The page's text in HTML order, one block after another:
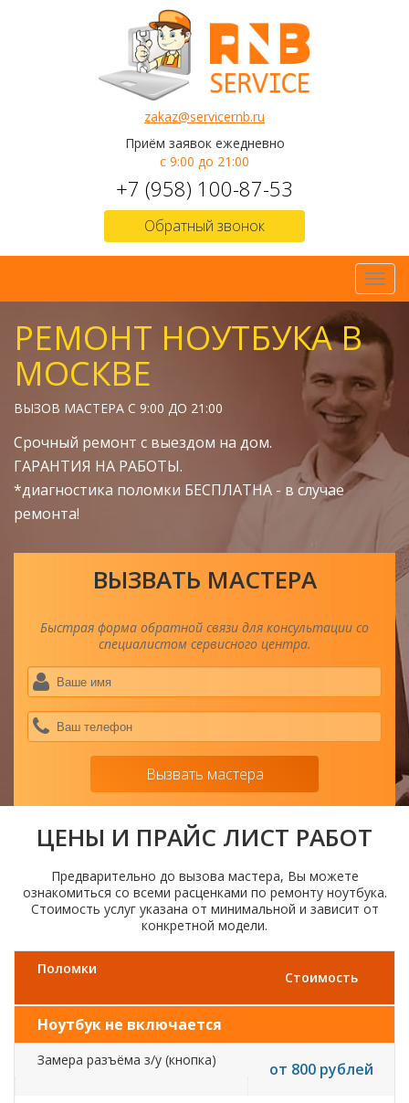
zakaz@servicernb.ru
Приём заявок ежедневно
с 9:00 до 21:00
+7 (958) 100-87-53
Обратный звонок
РЕМОНТ НОУТБУКА В
МОСКВЕ
ВЫЗОВ МАСТЕРА С 9:00 ДО 21:00
Срочный ремонт с выездом на дом.
ГАРАНТИЯ НА РАБОТЫ.
*диагностика поломки БЕСПЛАТНА - в случае
ремонта!
ВЫЗВАТЬ МАСТЕРА
Быстрая форма обратной связи для консультации со
специалистом сервисного центра.
имя
Вызвать мастера
ЦЕНЫ И ПРАЙС ЛИСТ РАБОТ
Предварительно до вызова мастера, Вы можете
ознакомиться со всеми расценками по ремонту ноутбука.
Стоимость услуг указана от минимальной и зависит от
конкретной модели.
Поломки
Стоимость
Ноутбук не включается
Замера разъёма з/у (кнопка) от 800 рублей